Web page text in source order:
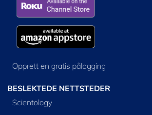
Opprett en gratis pålogging
BESLEKTEDE NETTSTEDER
Scientology